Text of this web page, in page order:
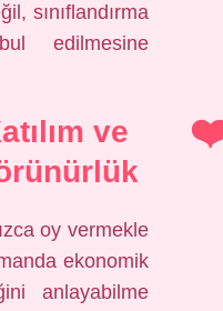
sınıflandırma
edilmesine
ve
oy vermekle
ekonomik
anlayabilme